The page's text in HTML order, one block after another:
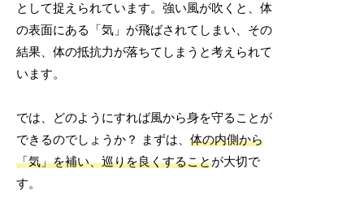
として捉えられています。強い風が吹くと、体
の表面にある「気」が飛ばされてしまい、その
結果、体の抵抗力が落ちてしまうと考えられて
います。
では、どのようにすれば風から身を守ることが
できるのでしょうか？ まずは、体の内側から
「気」を補い、巡りを良くすることが大切で
す。